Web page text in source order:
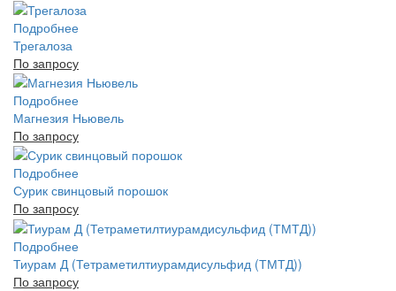
Подробнее
Трегалоза
По запросу
Подробнее
Магнезия Ньювель
По запросу
Подробнее
Сурик свинцовый порошок
По запросу
Подробнее
Тиурам Д (Тетраметилтиурамдисульфид (ТМТД))
По запросу